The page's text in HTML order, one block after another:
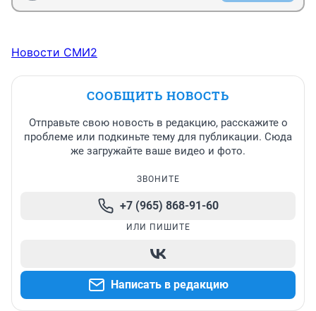
Новости СМИ2
СООБЩИТЬ НОВОСТЬ
Отправьте свою новость в редакцию, расскажите о
проблеме или подкиньте тему для публикации. Сюда
же загружайте ваше видео и фото.
ЗВОНИТЕ
+7 (965) 868-91-60
ИЛИ ПИШИТЕ
Написать в редакцию